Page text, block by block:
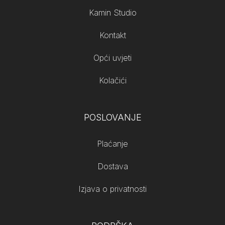
Kamin Studio
Kontakt
Opći uvjeti
Kolačići
POSLOVANJE
Plaćanje
Dostava
Izjava o privatnosti